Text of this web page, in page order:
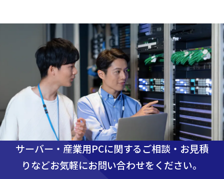
サーバー・産業用PCに関するご相談・お見積
りなどお気軽にお問い合わせをください。